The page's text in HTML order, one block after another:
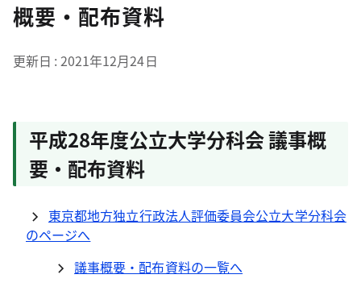
概要・配布資料
更新日 2021年12月24日
平成28年度公立大学分科会 議事概
要・配布資料
東京都地方独立行政法人評価委員会公立大学分科会
のページへ
議事概要・配布資料の一覧へ